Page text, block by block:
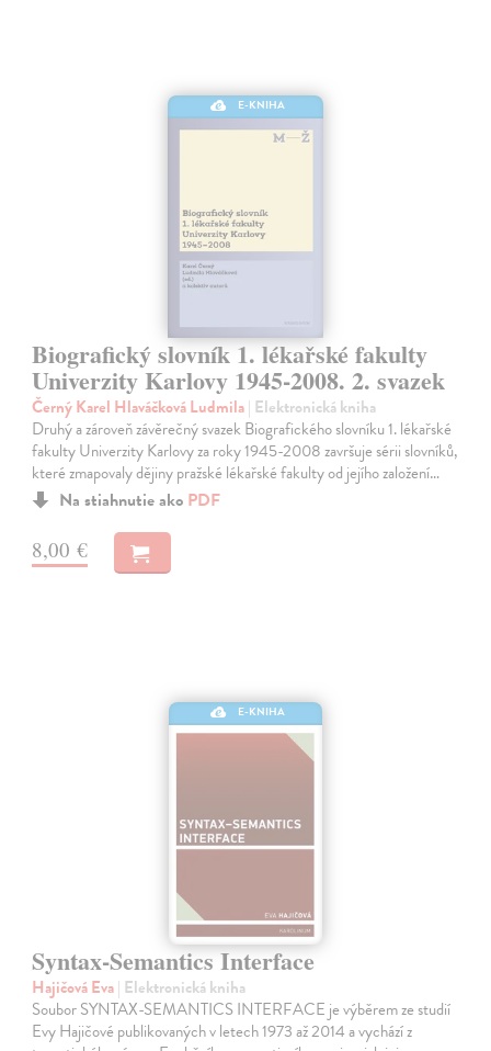
E-KNIHA
Biografický slovník 1. lékařské fakulty
Univerzity Karlovy 1945-2008. 2. svazek
Černý Karel Hlaváčková Ludmila| Elektronická kniha
Druhý a zároveň závěrečný svazek Biografického slovníku 1. lékařské
fakulty Univerzity Karlovy za roky 1945-2008 završuje sérii slovníků,
které zmapovaly dějiny pražské lékařské fakulty od jejího založení…
Na stiahnutie ako PDF
8,00 €
E-KNIHA
Syntax-Semantics Interface
Hajičová Eva| Elektronická kniha
Soubor SYNTAX-SEMANTICS INTERFACE je výběrem ze studií
Evy Hajičové publikovaných v letech 1973 až 2014 a vychází z